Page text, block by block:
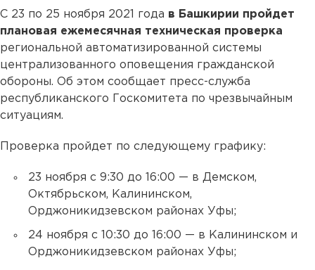
С 23 по 25 ноября 2021 года в Башкирии пройдет
плановая ежемесячная техническая проверка
региональной автоматизированной системы
централизованного оповещения гражданской
обороны. Об этом сообщает пресс-служба
республиканского Госкомитета по чрезвычайным
ситуациям.
Проверка пройдет по следующему графику:
23 ноября с 9:30 до 16:00 — в Демском,
Октябрьском, Калининском,
Орджоникидзевском районах Уфы;
24 ноября с 10:30 до 16:00 — в Калининском и
Орджоникидзевском районах Уфы;